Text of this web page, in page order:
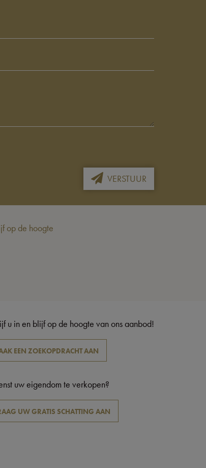
VERSTUUR
op de hoogte
u in en blijf op de hoogte van ons aanbod!
EEN ZOEKOPDRACHT AAN
uw eigendom te verkopen?
UW GRATIS SCHATTING AAN